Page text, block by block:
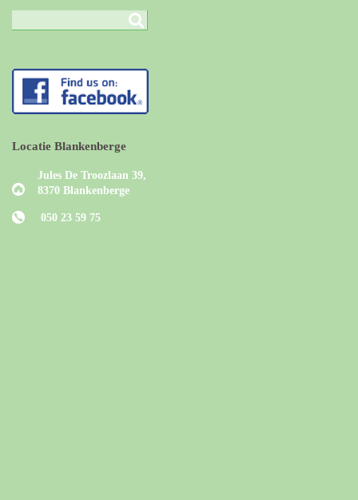
Locatie Blankenberge
Jules De Troozlaan 39,
8370 Blankenberge
050 23 59 75